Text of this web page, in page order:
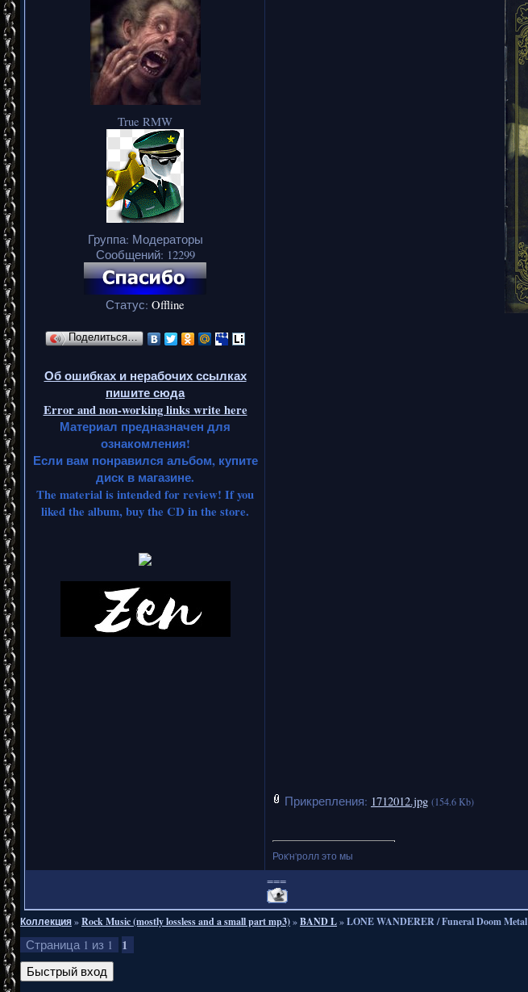
True RMW
Группа: Модераторы
Сообщений: 12299
Статус: Offline
Поделиться…
Об ошибках и нерабочих ссылках
пишите сюда
Error and non-working links write here
Материал предназначен для
ознакомления!
Если вам понравился альбом, купите
диск в магазине.
The material is intended for review! If you
liked the album, buy the CD in the store.
Прикрепления: 1712012.jpg (154.6 Kb)
Рок'н'ролл это мы
===
Коллекция»Rock Music (mostly lossless and a small part mp3)»BAND L»LONE WANDERER / Funeral Doom Metal
Страница 1 из 1 1